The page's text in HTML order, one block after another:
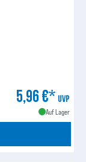
5,96 €* UVP
Auf Lager